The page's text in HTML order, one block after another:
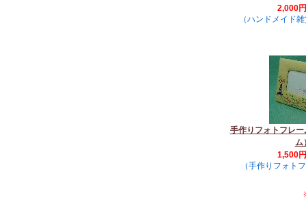
2,000
（ハンドメイド
手作りフォトフレ
ム
1,500
（手作りフォト